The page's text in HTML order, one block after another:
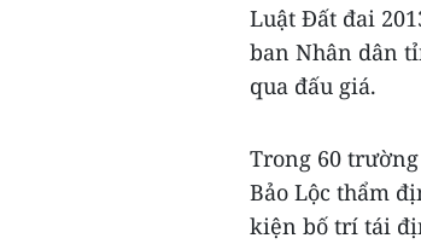
Luật Đất đai
ban Nhân dân
qua đấu giá.
Trong 60
Bảo Lộc thẩm
kiện bố trí tái